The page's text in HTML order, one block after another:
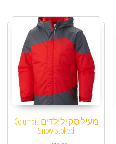
מעיל סקי לילדים Columbia
Snow Stoked